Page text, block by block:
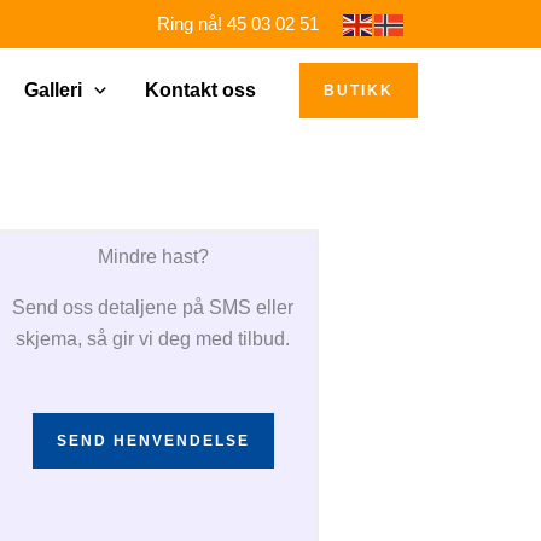
Ring nå! 45 03 02 51
Galleri Kontakt oss BUTIKK
Mindre hast?
Send oss detaljene på SMS eller
skjema, så gir vi deg med tilbud.
SEND HENVENDELSE